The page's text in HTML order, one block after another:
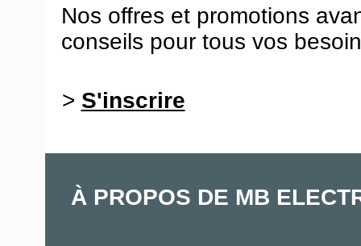
Nos offres et promotions
conseils pour tous vos
> S'inscrire
À PROPOS DE MB